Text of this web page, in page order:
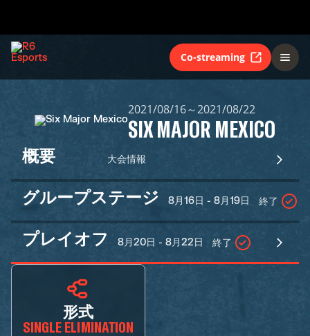
Co-streaming
2021/08/16～2021/08/22
SIX MAJOR MEXICO
概要 大会情報
グループステージ 8月16日 - 8月19日 終了
プレイオフ 8月20日 - 8月22日 終了
形式
SINGLE ELIMINATION